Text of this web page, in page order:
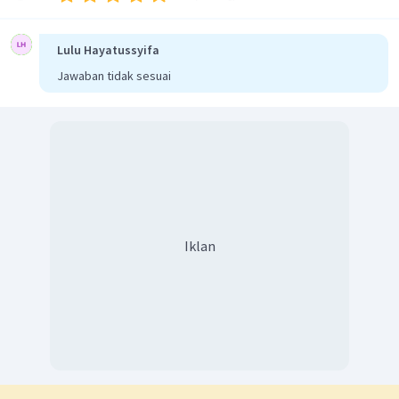
Lulu Hayatussyifa
Jawaban tidak sesuai
Iklan